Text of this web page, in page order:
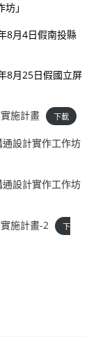
」
8月4日假南投縣
8月25日假國立屏
施計畫 下載
設計實作工作坊
設計實作工作坊
施計畫-2
下